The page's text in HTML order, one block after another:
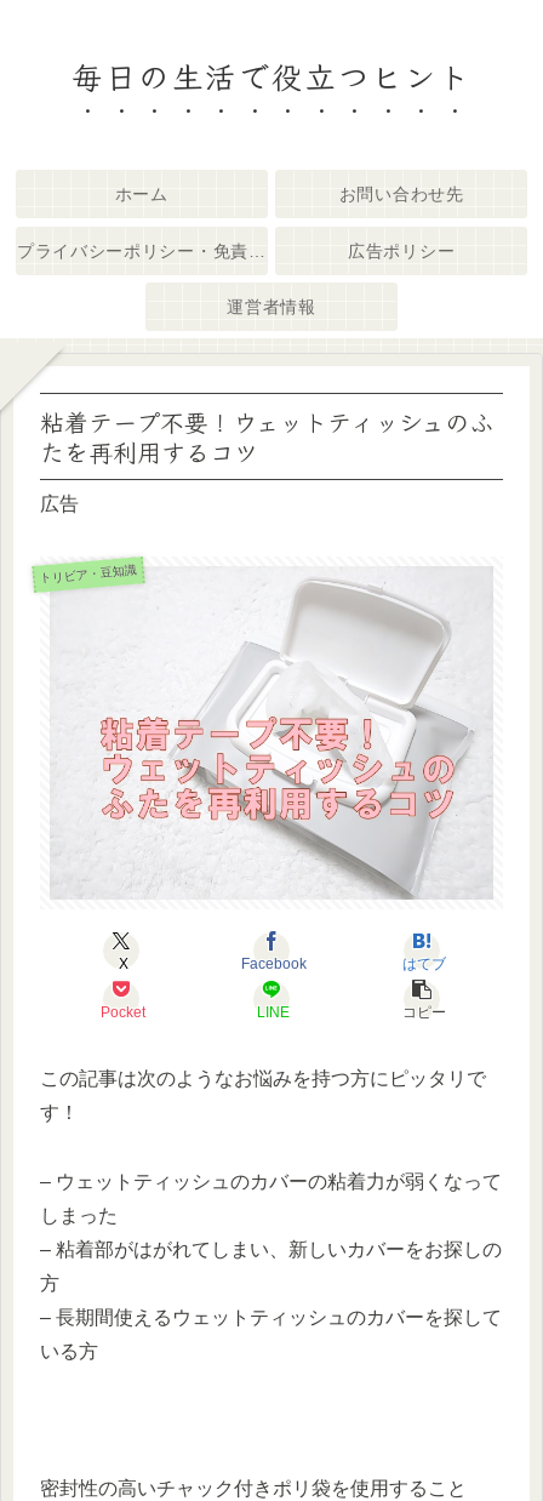
毎日の生活で役立つヒント
ホーム お問い合わせ先
広告ポリシー
運営者情報
粘着テープ不要！ウェットティッシュのふ
たを再利用するコツ
広告
トリビア・豆知識
X Facebook はてブ
Pocket LINE コピー
この記事は次のようなお悩みを持つ方にピッタリで
す！
– ウェットティッシュのカバーの粘着力が弱くなって
しまった
– 粘着部がはがれてしまい、新しいカバーをお探しの
方
– 長期間使えるウェットティッシュのカバーを探して
いる方
密封性の高いチャック付きポリ袋を使用すること